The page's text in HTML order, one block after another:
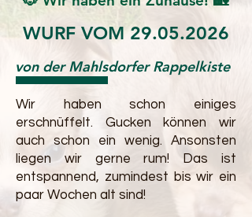
WURF VOM29.05.2026
von der Mahlsdorfer Rappelkiste
Wir haben schon einiges
erschnüffelt. Gucken können wir
auch schon ein wenig. Ansonsten
liegen wir gerne rum! Das ist
entspannend, zumindest bis wir ein
paar Wochen alt sind!